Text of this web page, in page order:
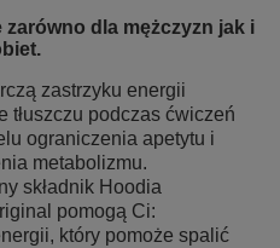
zarówno dla mężczyzn jak i
zastrzyku energii
tłuszczu podczas ćwiczeń
ograniczenia apetytu i
metabolizmu.
składnik Hoodia
pomogą Ci:
który pomoże spalić